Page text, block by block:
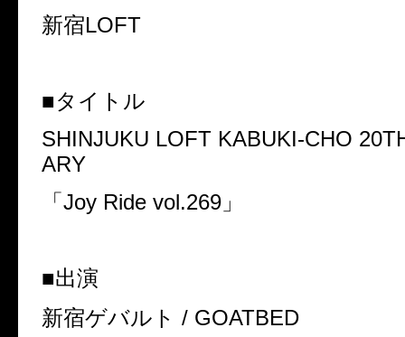
新宿LOFT
■タイトル
SHINJUKU LOFT KABUKI-CHO
ARY
「Joy Ride vol.269」
■出演
新宿ゲバルト / GOATBED